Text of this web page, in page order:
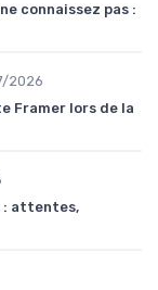
connaissez pas :
2026
Framer lors de la
: attentes,